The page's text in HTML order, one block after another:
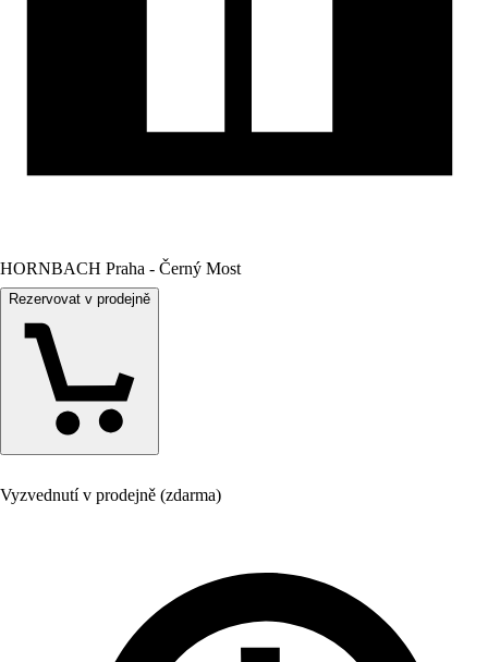
HORNBACH Praha - Černý Most
Rezervovat v prodejně
Vyzvednutí v prodejně (zdarma)